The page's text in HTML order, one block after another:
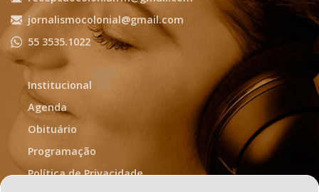
jornalismocolonial@gmail.com
55 3535.1022
Institucional
Agenda
Obituário
Programação
Política de Privacidade